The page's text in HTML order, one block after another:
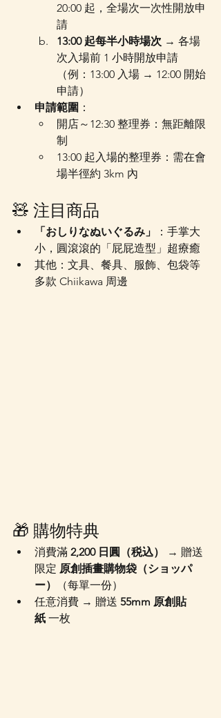
20:00 起，全場次一次性開放申
請
13:00 起每半小時場次 → 各場
次入場前 1 小時開放申請
（例：13:00 入場 → 12:00 開始
申請）
申請範圍 ：
開店～12:30 整理券：無距離限
制
13:00 起入場的整理券：需在會
場半徑約 3km 內
🧸 注目商品
「おしりなぬいぐるみ」
：手掌大
小，圓滾滾的「屁屁造型」超療癒
其他：文具、餐具、服飾、包袋等
多款 Chiikawa 周邊
🎁 購物特典
消費滿 2,200 日圓（税込）
→ 贈送
限定 原創插畫購物袋（ショッパ
ー）
（每單一份）
任意消費 → 贈送 55mm 原創貼
紙 一枚